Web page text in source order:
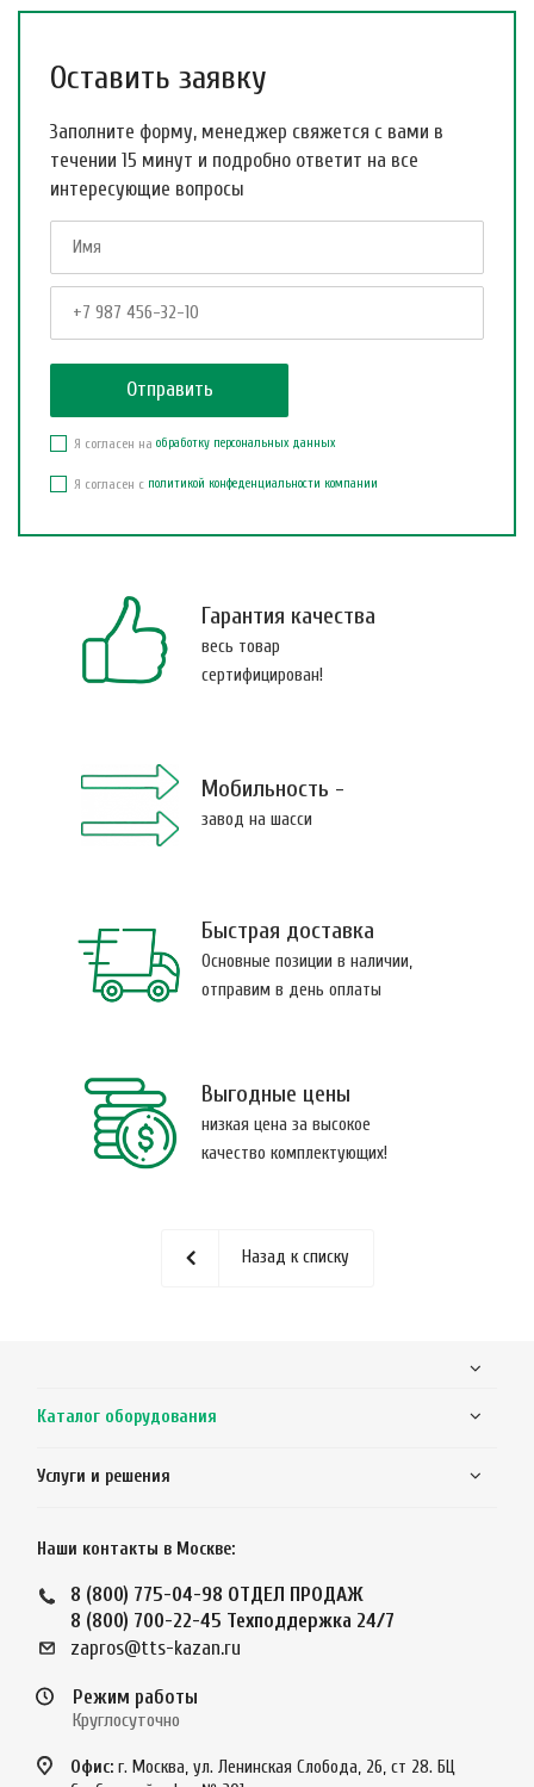
Оставить заявку
Заполните форму, менеджер свяжется с вами в
течении 15 минут и подробно ответит на все
интересующие вопросы
Я согласен на обработку персональных данных
Я согласен с политикой конфеденциальности компании
Гарантия качества
весь товар
сертифицирован!
Мобильность -
завод на шасси
Быстрая доставка
Основные позиции в наличии,
отправим в день оплаты
Выгодные цены
низкая цена за высокое
качество комплектующих!
Назад к списку
Каталог оборудования
Услуги и решения
Наши контакты в Москве:
8 (800) 775-04-98 ОТДЕЛ ПРОДАЖ
8 (800) 700-22-45 Техподдержка 24/7
zapros@tts-kazan.ru
Режим работы
Круглосуточно
Офис: г. Москва, ул. Ленинская Слобода, 26, ст 28. БЦ